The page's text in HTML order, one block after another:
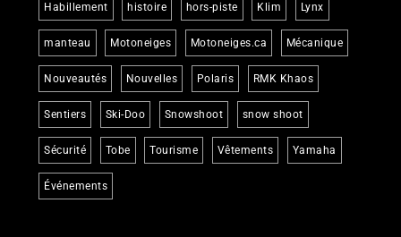
Habillement histoire hors-piste Klim Lynx
manteau Motoneiges Motoneiges.ca Mécanique
Nouveautés Nouvelles Polaris RMK Khaos
Sentiers Ski-Doo Snowshoot snow shoot
Sécurité Tobe Tourisme Vêtements Yamaha
Événements